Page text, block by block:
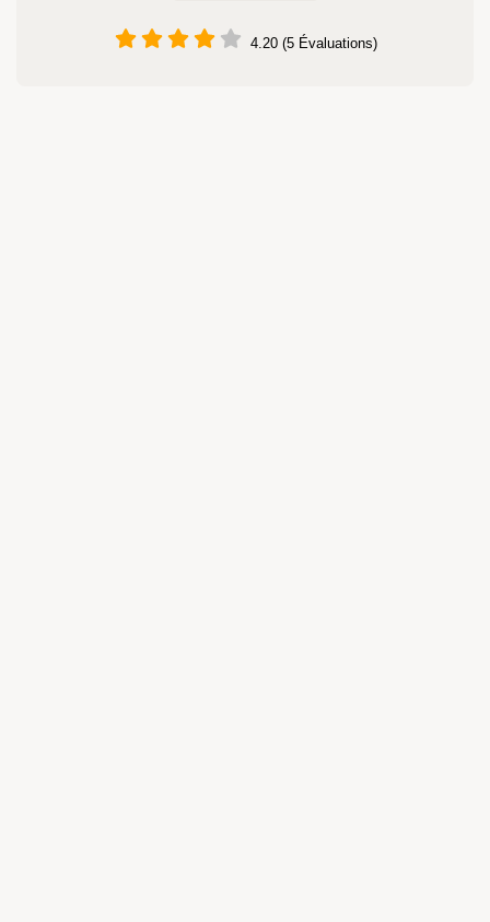
4.20 (5 Évaluations)